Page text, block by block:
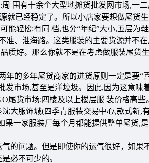
围有十余个大型地摊货批发网市场,一
就已经稳定了。所以小店家要想做尾货
能轻松:有同 档,也分“年纪”大小,五层为
准、淮海路。这类服装的主要货源并不在
质好。那么你就不是在考虑做服装尾货
年的多年尾货商家的进货原则一定是要“
发市场,甚至是洋垃圾。因此,因为这意味
尾货市场:四楼及以上楼层服 装价格高些。
大服饰城(四季青服装交易中心,款式新,
果一家服装厂每个月都能提供整单尾货,
的问题。但是即使你的运气很好，如果
必不可少的。